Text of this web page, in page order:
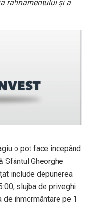
rafinamentului și a
o pot face începând
Sfântul Gheorghe
include depunerea
slujba de priveghi
de înmormântare pe 1